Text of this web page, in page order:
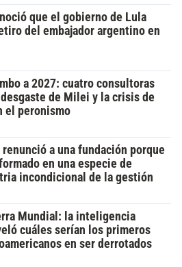
que el gobierno de Lula
del embajador argentino en
a 2027: cuatro consultoras
de Milei y la crisis de
el peronismo
renunció a una fundación porque
en una especie de
incondicional de la gestión
Mundial: la inteligencia
cuáles serían los primeros
en ser derrotados